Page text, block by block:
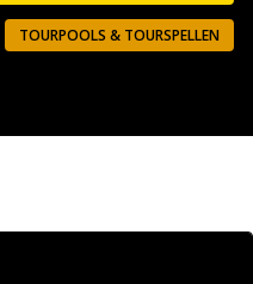
TOURPOOLS & TOURSPELLEN